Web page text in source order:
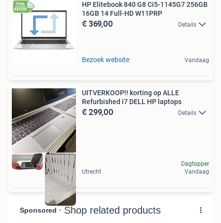
HP Elitebook 840 G8 Ci5-1145G7 256GB
16GB 14 Full-HD W11PRP
€ 369,00 Details
Bezoek website Vandaag
UITVERKOOP!! korting op ALLE
Refurbished i7 DELL HP laptops
€ 299,00 Details
Utrecht
Dagtopper
Vandaag